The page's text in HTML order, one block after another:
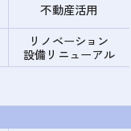
不動産活用
リノベーション
設備リニューアル